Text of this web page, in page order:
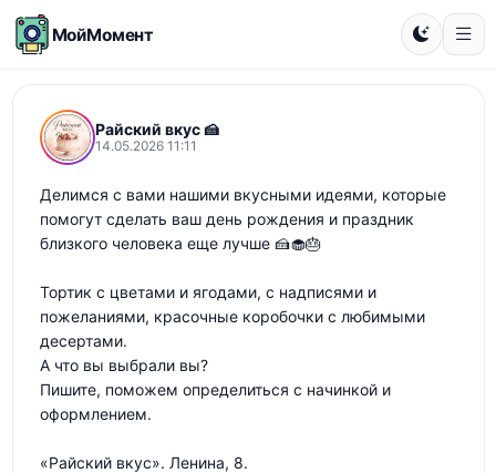
МойМомент
Райский вкус 🍰
14.05.2026 11:11
Делимся с вами нашими вкусными идеями, которые
помогут сделать ваш день рождения и праздник
близкого человека еще лучше 🍰🧁🎂
Тортик с цветами и ягодами, с надписями и
пожеланиями, красочные коробочки с любимыми
десертами.
А что вы выбрали вы?
Пишите, поможем определиться с начинкой и
оформлением.
«Райский вкус». Ленина, 8.